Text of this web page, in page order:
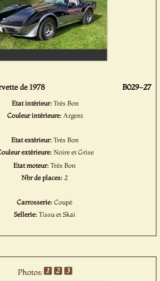
de 1978 B029-27
Etat intérieur: Très Bon
Couleur intérieure: Argent
Etat extérieur:Très Bon
extérieure: Noire et Grise
Etat moteur:Très Bon
Nbr de places: 2
Carrosserie:Coupé
Sellerie:Tissu et Skai
Photos: